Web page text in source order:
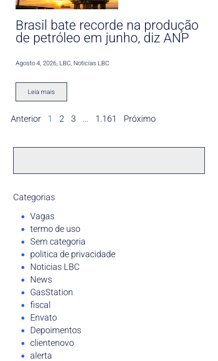
Brasil bate recorde na produção
de petróleo em junho, diz ANP
Agosto 4, 2026 LBC Noticias LBC
Leia mais
Anterior 1 2 3 … 1.161 Próximo
Categorias
Vagas
termo de uso
Sem categoria
politica de privacidade
Noticias LBC
News
GasStation
fiscal
Envato
Depoimentos
clientenovo
alerta